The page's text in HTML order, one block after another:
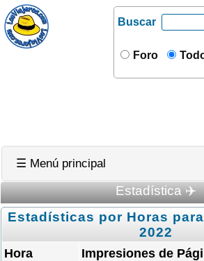
Buscar
Foro
☰ Menú principal
Estadística ✈️
Estadísticas por Horas
2022
Hora
Impresiones de